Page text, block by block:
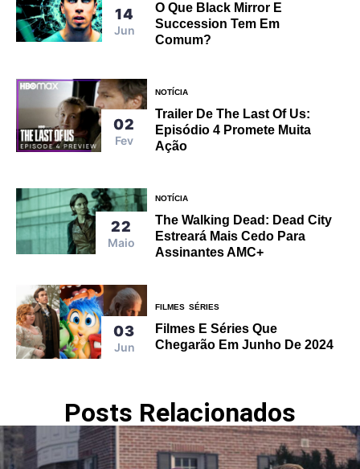
14
Jun
O Que Black Mirror E
Succession Tem Em
Comum?
02
Fev
NOTÍCIA
Trailer De The Last Of Us:
Episódio 4 Promete Muita
Ação
22
Maio
NOTÍCIA
The Walking Dead: Dead City
Estreará Mais Cedo Para
Assinantes AMC+
03
Jun
FILMES SÉRIES
Filmes E Séries Que
Chegarão Em Junho De 2024
Posts Relacionados